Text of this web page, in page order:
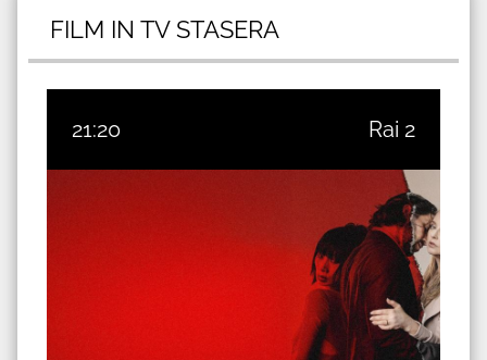
FILM IN TV STASERA
21:20 Rai 2